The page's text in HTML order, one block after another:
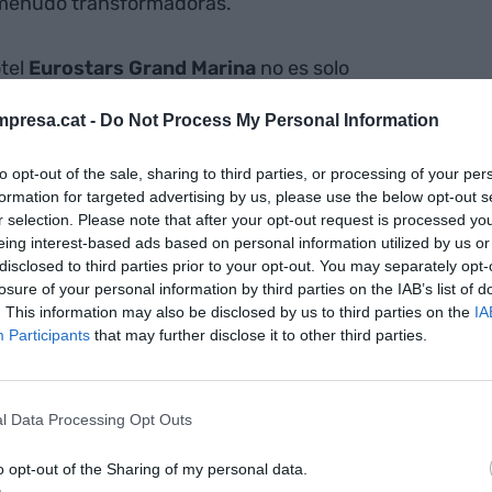
- Do Not Process My Personal Information
opt-out of the sale, sharing to third parties, or processing of your
for targeted advertising by us, please use the below opt-out
selection. Please note that after your opt-out request is processed
interest-based ads based on personal information utilized by us
to third parties prior to your opt-out. You may separately
of your personal information by third parties on the IAB’s list of
This information may also be disclosed by us to third parties on the
Participants that may further disclose it to other third parties.
Data Processing Opt Outs
opt-out of the Sharing of my personal data.
Eurostars Grand Marina no es solo
en que Aijec busca construir comunidad: “Este
a unas 75 personas, y el 80% es la primera vez
entusiasmado por los primeros resultados de
que, según ha subrayado, quiere
que más impulsa Catalunya”, toda una
las ganas de crecer juntos de la generación
"Somos parte de la solución"